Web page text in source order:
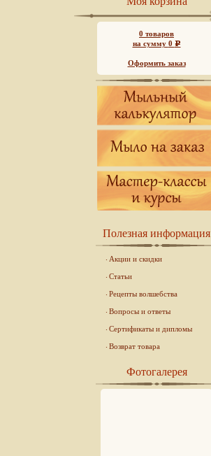
0 товаров
на сумму 0 Р
Оформить заказ
Полезная информация
Акции и скидки
Статьи
Рецепты волшебства
Вопросы и ответы
Сертификаты и дипломы
Возврат товара
Фотогалерея